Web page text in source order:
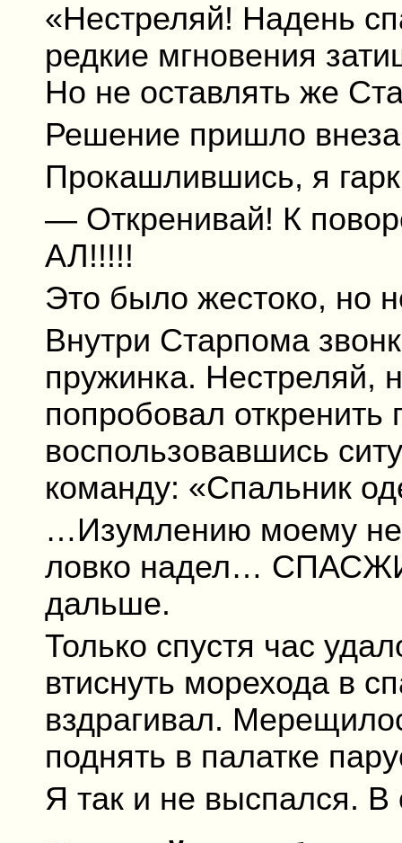
«Нестреляй! Надень
редкие мгновения
Но не оставлять же
Решение пришло
Прокашлившись, я
— Откренивай! К
АЛ!!!!!
Это было жестоко, но
Внутри Старпома
пружинка. Нестреляй,
попробовал
воспользовавшись
команду: «Спальник
…Изумлению моему не
ловко надел…
дальше.
Только спустя час
втиснуть морехода в
вздрагивал.
поднять в палатке
Я так и не выспался. В